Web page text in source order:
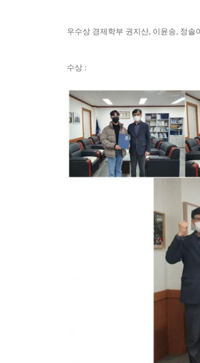
우수상 경제학부 권지산, 이윤송, 정솔
수상 :